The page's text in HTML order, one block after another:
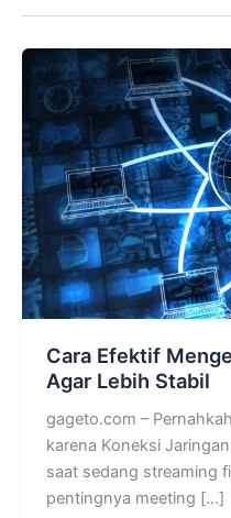
Cara Efektif
Agar Lebih Stabil
gageto.com –
karena Koneksi
saat sedang streaming
pentingnya meeting […]